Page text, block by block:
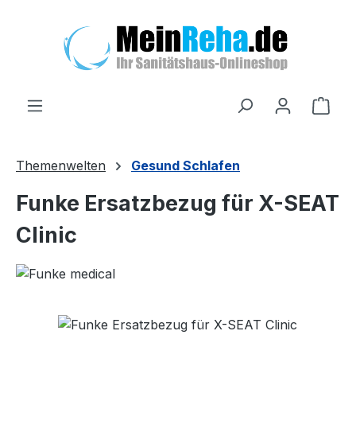
Themenwelten Gesund Schlafen
Funke Ersatzbezug für X-SEAT
Clinic
Bildergalerie überspringen